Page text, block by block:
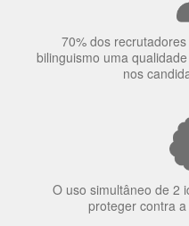
70% dos
bilinguismo uma
O uso simultâneo de 2